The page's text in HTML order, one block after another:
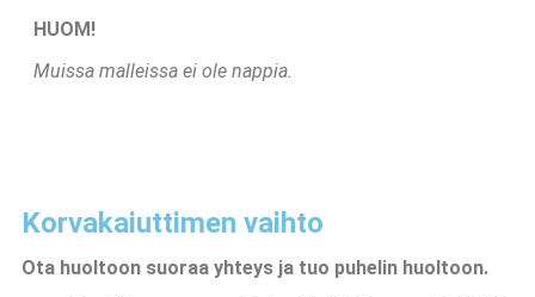
HUOM!
Muissa malleissa ei ole nappia.
Korvakaiuttimen vaihto
Ota huoltoon suoraa yhteys ja tuo puhelin huoltoon.